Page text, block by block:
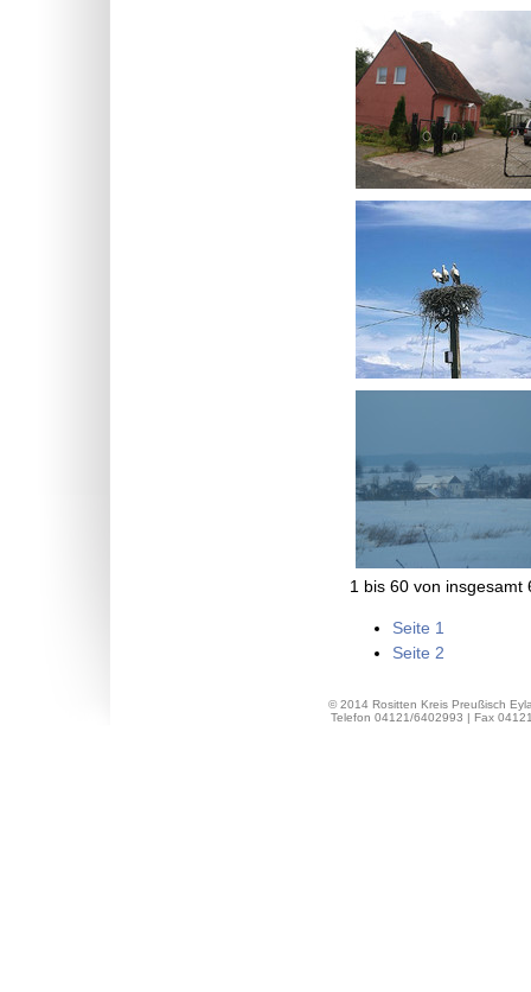
1 bis 60 von insgesamt
Seite 1
Seite 2
© 2014 Rositten Kreis Preußisch
Telefon 04121/6402993 | Fax